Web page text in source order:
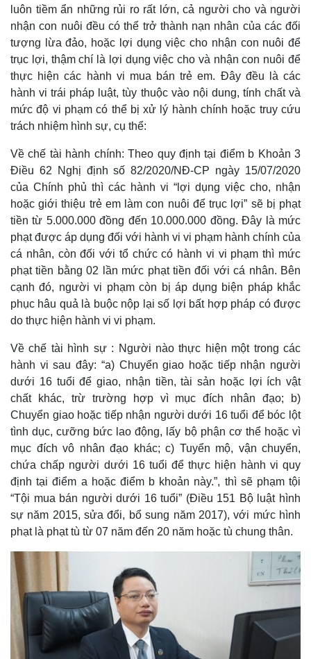
Kinh tế
Bất động sản
Khởi nghiệp
Thị trường
Giá vàng
Tiêu dùng
Giá cà phê
luôn tiềm ẩn những rủi ro rất lớn, cả người cho và người
nhận con nuôi đều có thể trở thành nạn nhân của các đối
tượng lừa đảo, hoặc lợi dụng việc cho nhận con nuôi để
trục lợi, thậm chí là lợi dụng việc cho và nhận con nuôi để
thực hiện các hành vi mua bán trẻ em. Đây đều là các
hành vi trái pháp luật, tùy thuộc vào nội dung, tính chất và
mức độ vi phạm có thể bị xử lý hành chính hoặc truy cứu
trách nhiệm hình sự, cụ thể:
Về chế tài hành chính: Theo quy định tại điểm b Khoản 3
Điều 62 Nghị định số 82/2020/NĐ-CP ngày 15/07/2020
của Chính phủ thì các hành vi “lợi dụng việc cho, nhận
hoặc giới thiệu trẻ em làm con nuôi để trục lợi” sẽ bị phạt
tiền từ 5.000.000 đồng đến 10.000.000 đồng. Đây là mức
phạt được áp dụng đối với hành vi vi phạm hành chính của
cá nhân, còn đối với tổ chức có hành vi vi phạm thì mức
phạt tiền bằng 02 lần mức phạt tiền đối với cá nhân. Bên
cạnh đó, người vi phạm còn bị áp dụng biện pháp khắc
phục hâu quả là buộc nộp lại số lợi bất hợp pháp có được
do thực hiện hành vi vi phạm.
Về chế tài hình sự : Người nào thực hiện một trong các
hành vi sau đây: “a) Chuyển giao hoặc tiếp nhận người
dưới 16 tuổi để giao, nhận tiền, tài sản hoặc lợi ích vật
chất khác, trừ trường hợp vì mục đích nhân đạo; b)
Chuyển giao hoặc tiếp nhận người dưới 16 tuổi để bóc lột
tình dục, cưỡng bức lao động, lấy bộ phận cơ thể hoặc vì
mục đích vô nhân đạo khác; c) Tuyển mộ, vận chuyển,
chứa chấp người dưới 16 tuổi để thực hiện hành vi quy
định tại điểm a hoặc điểm b khoản này.”, thì sẽ phạm tội
“Tội mua bán người dưới 16 tuổi” (Điều 151 Bộ luật hình
sự năm 2015, sửa đổi, bổ sung năm 2017), với mức hình
phạt là phạt tù từ 07 năm đến 20 năm hoặc tù chung thân.